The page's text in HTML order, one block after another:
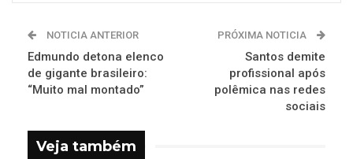
NOTICIA ANTERIOR
Edmundo detona elenco
de gigante brasileiro:
“Muito mal montado”
PRÓXIMA NOTICIA
Santos demite
profissional após
polêmica nas redes
sociais
Veja também